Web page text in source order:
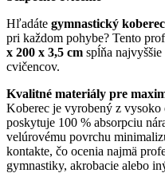
Hľadáte gymnastický koberec
pri každom pohybe? Tento
x 200 x 3,5 cm spĺňa
cvičencov.
Kvalitné materiály pre
Koberec je vyrobený z vysoko
poskytuje 100 % absorpciu
velúrovému povrchu
kontakte, čo ocenia najmä
gymnastiky, akrobacie alebo